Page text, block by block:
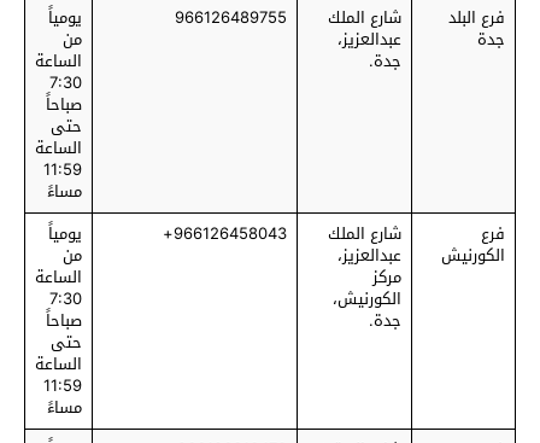
فرع البلد
جدة
شارع الملك
عبدالعزيز،
جدة.
966126489755 يومياً
من
الساعة
7:30
صباحاً
حتى
الساعة
11:59
مساءً
فرع
الكورنيش
شارع الملك
عبدالعزيز،
مركز
الكورنيش،
جدة.
966126458043+ يومياً
من
الساعة
7:30
صباحاً
حتى
الساعة
11:59
مساءً